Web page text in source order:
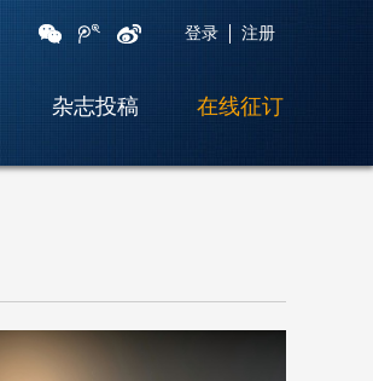
扫
网
页
登录 注册
杂志投稿 在线征订